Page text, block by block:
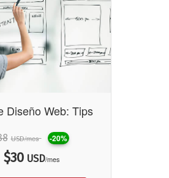
Diseño Web: Tips
USD/mes -20%
$30 USD/mes